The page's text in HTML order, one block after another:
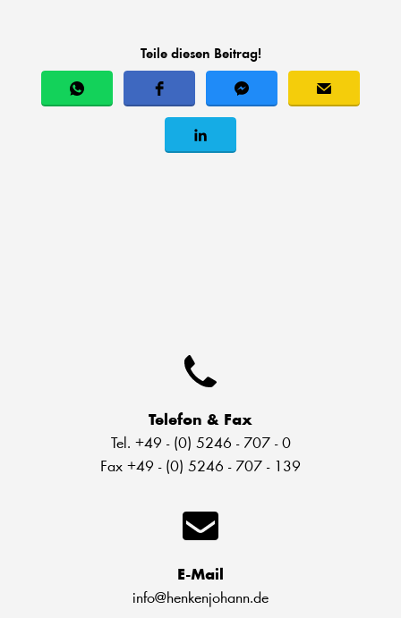
Teile diesen Beitrag!
Telefon & Fax
Tel. +49 - (0) 5246 - 707 - 0
Fax +49 - (0) 5246 - 707 - 139
E-Mail
info@henkenjohann.de